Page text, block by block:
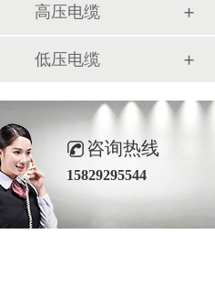
高压电缆
低压电缆
咨询热线
15829295544